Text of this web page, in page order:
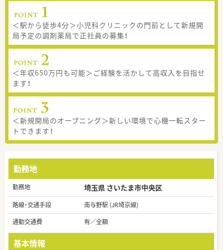
＜駅から徒歩4分＞小児科クリニックの門前として新規開
局予定の調剤薬局で正社員の募集！
＜年収650万円も可能＞ご経験を活かして高収入を目指せ
ます！
＜新規開局のオープニング＞新しい環境で心機一転スター
トできます！
勤務地
勤務地 埼玉県 さいたま市中央区
路線・交通手段
南与野駅 (JR埼京線)
通勤交通費
有／全額
基本情報